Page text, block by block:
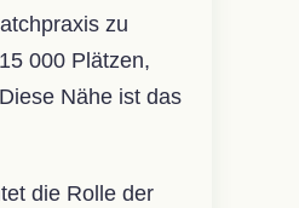
zu
000 Plätzen,
Nähe ist das
die Rolle der